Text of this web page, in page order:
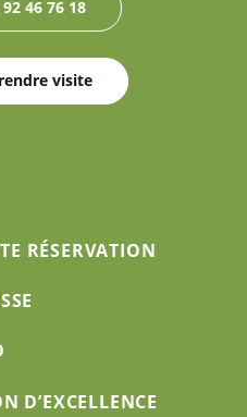
46 76 18
visite
RÉSERVATION
D’EXCELLENCE